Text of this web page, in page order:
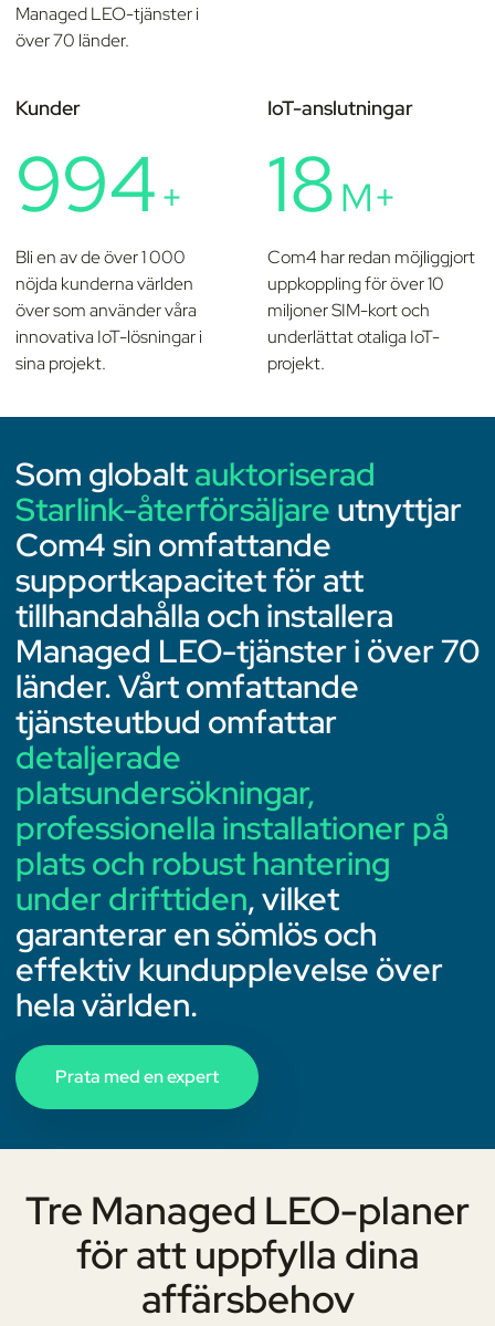
Managed LEO-tjänster i
över 70 länder.
Kunder
1000
Bli en av de över 1 000
nöjda kunderna världen
över som använder våra
innovativa IoT-lösningar i
sina projekt.
IoT-anslutningar
18M+
Com4 har redan möjliggjort
uppkoppling för över 10
miljoner SIM-kort och
underlättat otaliga IoT-
projekt.
Som globaltauktoriserad
Starlink-återförsäljare utnyttjar
Com4 sin omfattande
supportkapacitet för att
tillhandahålla och installera
Managed LEO-tjänster i över 70
länder. Vårt omfattande
tjänsteutbud omfattar
detaljerade
platsundersökningar,
professionella installationer på
plats och robust hantering
under drifttiden, vilket
garanterar en sömlös och
effektiv kundupplevelse över
hela världen.
Prata med en expert
Tre Managed LEO-planer
för att uppfylla dina
affärsbehov